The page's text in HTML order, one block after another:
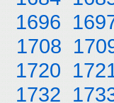
1696
1708
1720
1732